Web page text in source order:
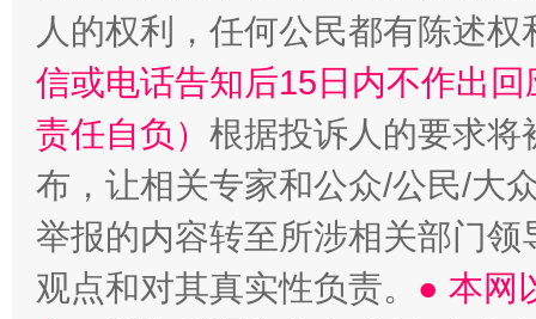
人的权利，任何公民都有陈述
信或电话告知后15日内不作出
责任自负） 根据投诉人的要求将
布，让相关专家和公众/公民/大
举报的内容转至所涉相关部门
观点和对其真实性负责。 ● 本网